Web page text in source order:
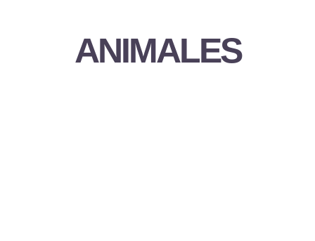
ANIMALES